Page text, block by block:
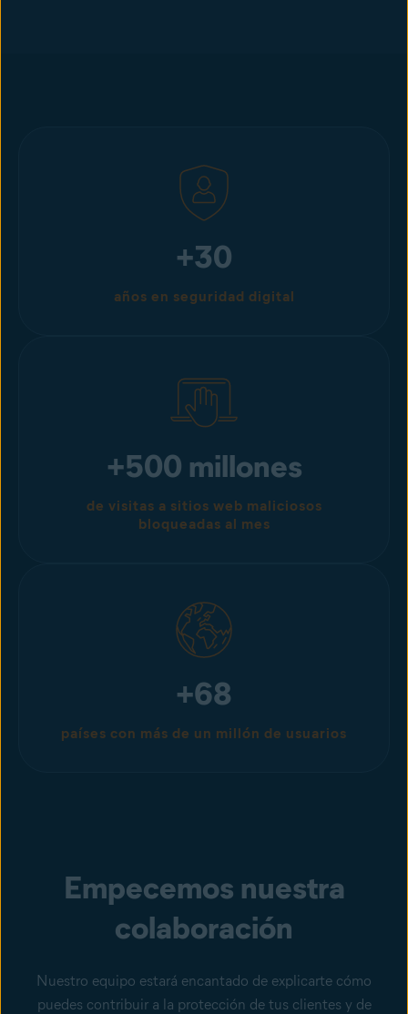
+30
años en seguridad digital
+500 millones
de visitas a sitios web maliciosos
bloqueadas al mes
+68
países con más de un millón de usuarios
Empecemos nuestra
colaboración
Nuestro equipo estará encantado de explicarte cómo
puedes contribuir a la protección de tus clientes y de